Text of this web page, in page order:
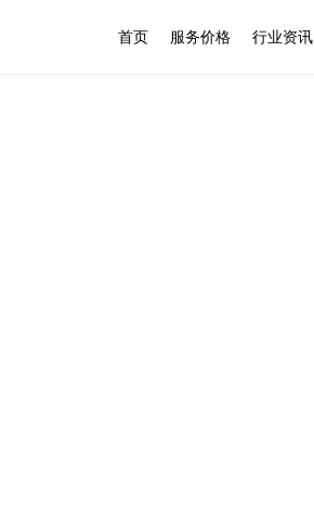
首页 服务价格 行业资讯